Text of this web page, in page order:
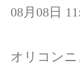
08月08日
オリコンニ